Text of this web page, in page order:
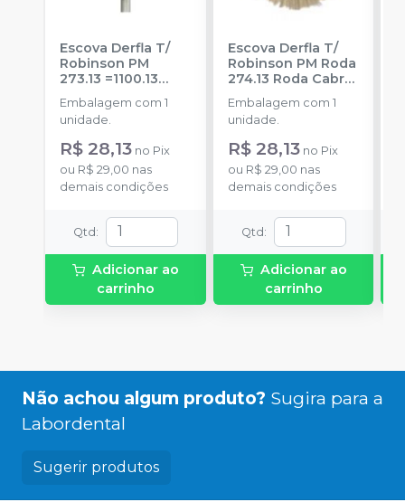
Escova Derfla T/
Robinson PM
273.13 =1100.13
Roda Cabra 19mm
A. BECHT
Embalagem com 1
unidade.
R$ 28,13 no Pix
ou R$ 29,00 nas
demais condições
Qtd :
Adicionar ao
carrinho
Escova Derfla T/
Robinson PM Roda
274.13 Roda Cabra
22mm
Embalagem com 1
unidade.
R$ 28,13 no Pix
ou R$ 29,00 nas
demais condições
Qtd :
Adicionar ao
carrinho
Não achou algum produto? Sugira para a
Labordental
Sugerir produtos